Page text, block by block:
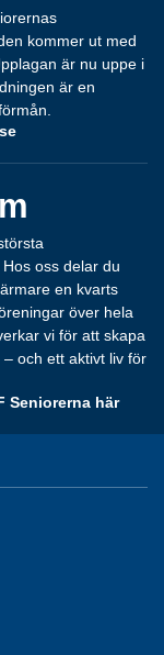
kommer ut med
är nu uppe i
är en
oss delar du
en kvarts
över hela
vi för att skapa
och ett aktivt liv för
Seniorerna här